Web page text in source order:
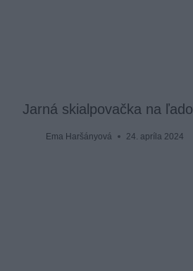
Jarná skialpovačka na
Ema Haršányová 24. apríla 2024